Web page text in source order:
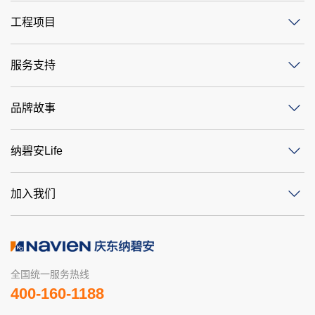
工程项目
服务支持
品牌故事
纳碧安Life
加入我们
全国统一服务热线
400-160-1188